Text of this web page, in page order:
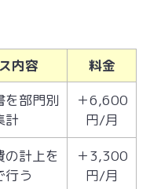
内容
料金
を部門別
計
＋6,600
円/月
の計上を
行う
＋3,300
円/月